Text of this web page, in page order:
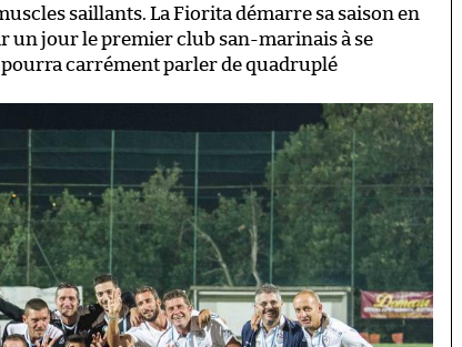
saillants. La Fiorita démarre sa saison en
un jour le premier club san-marinais à se
pourra carrément parler de quadruplé